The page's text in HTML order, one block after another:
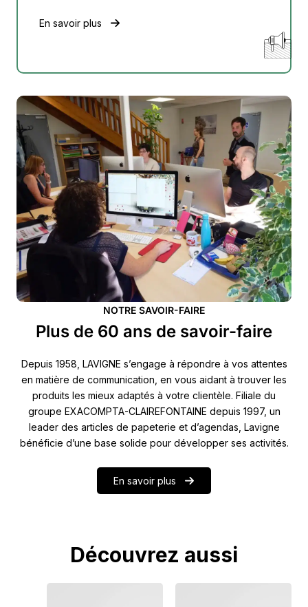
En savoir plus
NOTRE SAVOIR-FAIRE
Plus de 60 ans de savoir-faire
Depuis 1958, LAVIGNE s’engage à répondre à vos attentes
en matière de communication, en vous aidant à trouver les
produits les mieux adaptés à votre clientèle. Filiale du
groupe EXACOMPTA-CLAIREFONTAINE depuis 1997, un
leader des articles de papeterie et d’agendas, Lavigne
bénéficie d’une base solide pour développer ses activités.
En savoir plus
Découvrez aussi